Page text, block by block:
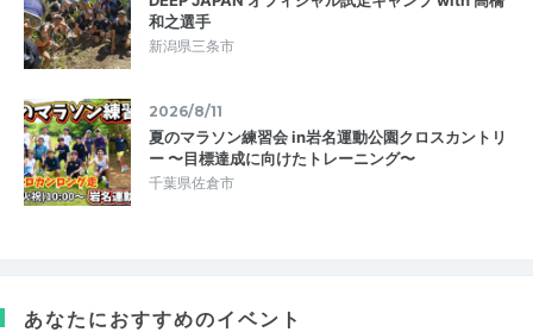
和之選手
新潟県三条市
2026/8/11
夏のマラソン練習会 in岩名運動公園クロスカントリ
ー 〜目標達成に向けたトレーニング〜
千葉県佐倉市
あなたにおすすめのイベント